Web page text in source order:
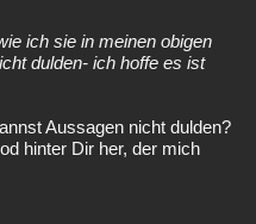
ich sie in meinen obigen
dulden- ich hoffe es ist
Aussagen nicht dulden?
hinter Dir her, der mich